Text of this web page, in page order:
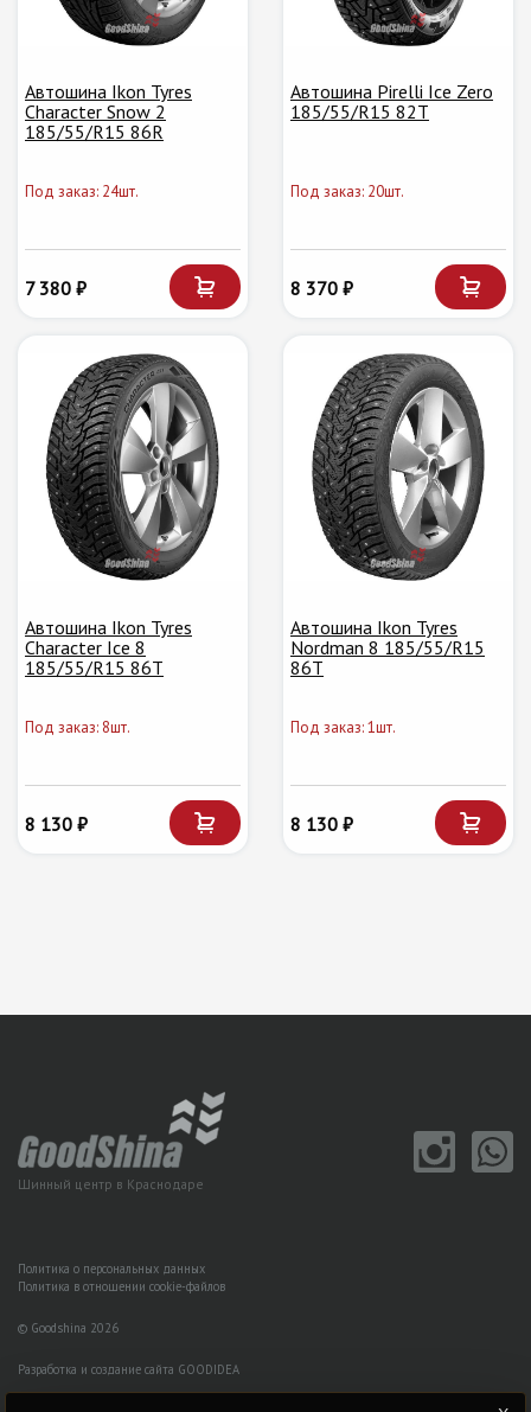
Автошина Ikon Tyres
Character Snow 2
185/55/R15 86R
Под заказ: 24шт.
7 380 ₽
Автошина Pirelli Ice Zero
185/55/R15 82T
Под заказ: 20шт.
8 370 ₽
Автошина Ikon Tyres
Character Ice 8
185/55/R15 86T
Под заказ: 8шт.
8 130 ₽
Автошина Ikon Tyres
Nordman 8 185/55/R15
86T
Под заказ: 1шт.
8 130 ₽
Шинный центр в Краснодаре
Политика о персональных данных
Политика в отношении cookie-файлов
© Goodshina 2026
Разработка и создание сайта GOODIDEA